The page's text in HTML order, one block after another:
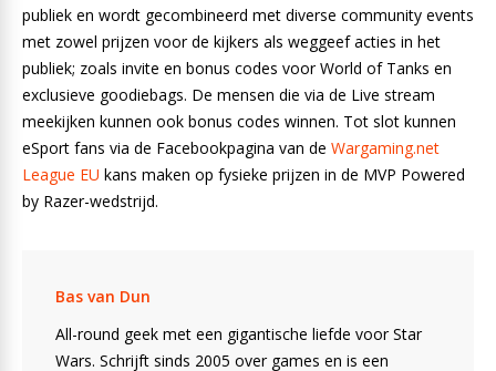
publiek en wordt gecombineerd met diverse community events
met zowel prijzen voor de kijkers als weggeef acties in het
publiek; zoals invite en bonus codes voor World of Tanks en
exclusieve goodiebags. De mensen die via de Live stream
meekijken kunnen ook bonus codes winnen. Tot slot kunnen
eSport fans via de Facebookpagina van de Wargaming.net
League EU kans maken op fysieke prijzen in de MVP Powered
by Razer-wedstrijd.
Bas van Dun
All-round geek met een gigantische liefde voor Star
Wars. Schrijft sinds 2005 over games en is een